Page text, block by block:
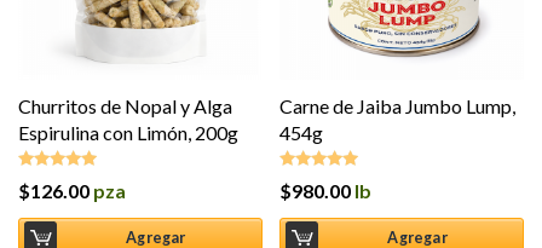
Churritos de Nopal y Alga
Espirulina con Limón, 200g
Valorado en
$126.00 pza
Agregar
Carne de Jaiba Jumbo Lump,
454g
Valorado en
$980.00 lb
Agregar